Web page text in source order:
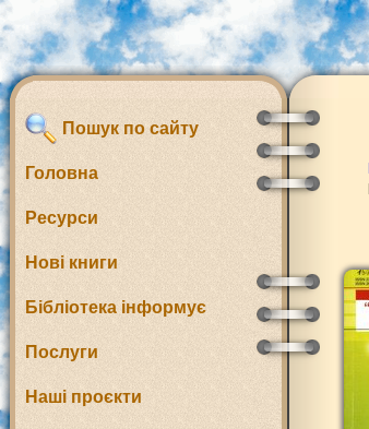
Пошук по сайту
Головна
Ресурси
Нові книги
Бібліотека інформує
Послуги
Наші проєкти